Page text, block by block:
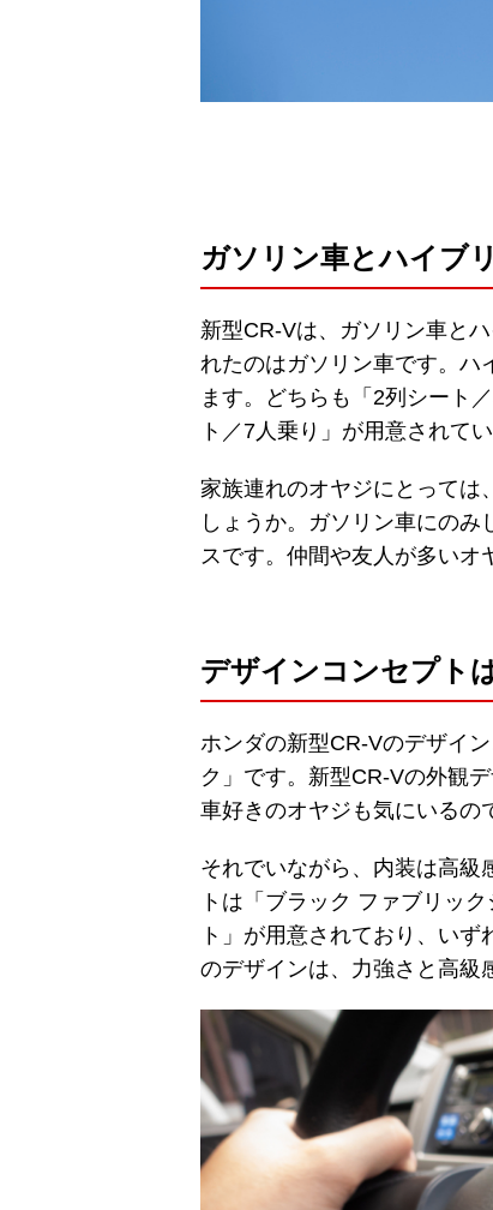
ガソリン車とハイブ
新型CR-Vは、ガソリン車と
れたのはガソリン車です。ハ
ます。どちらも「2列シート
ト／7人乗り」が用意されてい
家族連れのオヤジにとっては
しょうか。ガソリン車にの
スです。仲間や友人が多いオ
デザインコンセプト
ホンダの新型CR-Vのデザイ
ク」です。新型CR-Vの外観
車好きのオヤジも気にいるの
それでいながら、内装は高級
トは「ブラック ファブリッ
ト」が用意されており、い
のデザインは、力強さと高級